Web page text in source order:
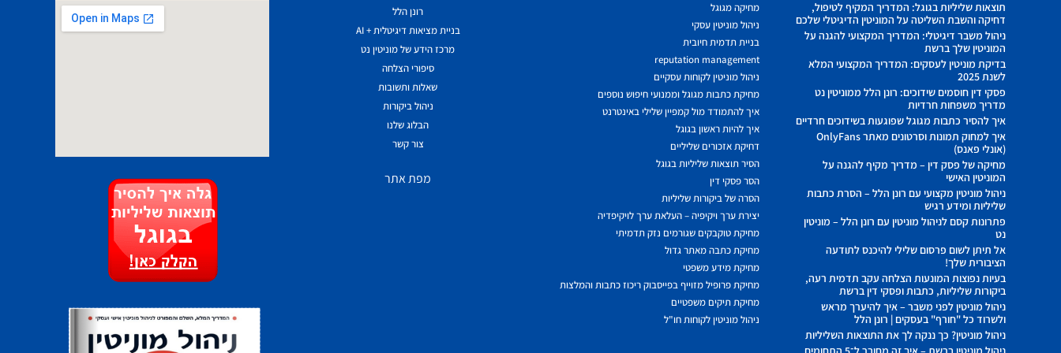
תוצאות שליליות בגוגל: המדריך המקיף לטיפול,
דחיקה והשבת השליטה על המוניטין הדיגיטלי שלכם
ניהול משבר דיגיטלי: המדריך המקצועי להגנה על
המוניטין שלך ברשת
בדיקת מוניטין לעסקים: המדריך המקצועי המלא
לשנת 2025
פסקי דין חוסמים שידוכים: רונן הלל ממוניטין נט
מדריך משפחות חרדיות
איך להסיר כתבות מגוגל שפוגעות בשידוכים חרדיים
איך למחוק תמונות וסרטונים מאתר OnlyFans
(אונלי פאנס)
מחיקה של פסק דין – מדריך מקיף להגנה על
המוניטין האישי
ניהול מוניטין מקצועי עם רונן הלל – הסרת כתבות
שליליות ומידע רגיש
פתרונות קסם לניהול מוניטין עם רונן הלל – מוניטין
נט
אל תיתן לשום פרסום שלילי להיכנס לתודעה
הציבורית שלך!
בעיות נפוצות המונעות הצלחה עקב תדמית רעה,
ביקורות שליליות, כתבות ופסקי דין ברשת
ניהול מוניטין לפני משבר – איך להיערך מראש
ולשרוד כל "חורף" בעסקים | רונן הלל
ניהול מוניטין? כך ננקה לך את התוצאות השליליות
מחיקה מגוגל
ניהול מוניטין עסקי
בניית תדמית חיובית
reputation management
ניהול מוניטין לקוחות עסקיים
מחיקת כתבות מגוגל וממנועי חיפוש נוספים
איך להתמודד מול קמפיין שלילי באינטרנט
איך להיות ראשון בגוגל
דחיקת אזכורים שליליים
הסיר תוצאות שליליות בגוגל
הסר פסקי דין
הסרה של ביקורות שליליות
יצירת ערך ויקיפיה – העלאת ערך לויקיפדיה
מחיקת טוקבקים שגורמים נזק תדמיתי
מחיקת כתבה מאתר גדול
מחיקת מידע משפטי
מחיקת פרופיל מזוייף בפייסבוק ריכוז כתבות והמלצות
מחיקת תיקים משפטיים
ניהול מוניטין לקוחות חו"ל
רונן הלל
בניית מציאות דיגיטלית + AI
מרכז הידע של מוניטין נט
סיפורי הצלחה
שאלות ותשובות
ניהול ביקורות
הבלוג שלנו
צור קשר
מפת אתר